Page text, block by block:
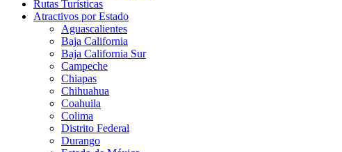
Rutas Turísticas
Atractivos por Estado
Aguascalientes
Baja California
Baja California Sur
Campeche
Chiapas
Chihuahua
Coahuila
Colima
Distrito Federal
Durango